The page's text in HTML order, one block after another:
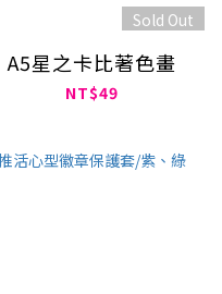
Sold Out
A5星之卡比著色畫
NT$49